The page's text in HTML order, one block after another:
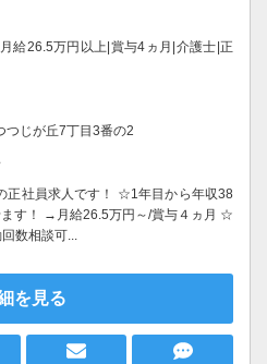
給26.5万円以上|賞与4ヵ月|介護士|正
つじが丘7丁目3番の2
正社員求人です！ ☆1年目から年収38
す！ →月給26.5万円～/賞与４ヵ月 ☆
数相談可...
を見る